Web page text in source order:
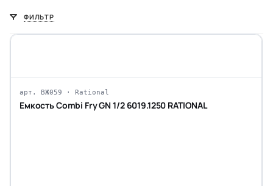
ФИЛЬТР
арт. ВЖ059 · Rational
Емкость Combi Fry GN 1/2 6019.1250 RATIONAL